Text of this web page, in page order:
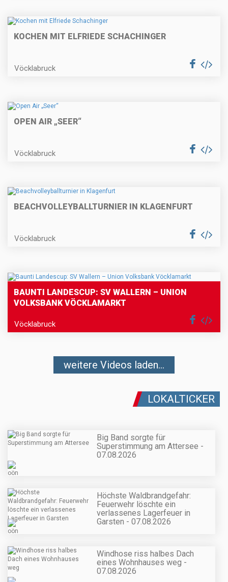
KOCHEN MIT ELFRIEDE SCHACHINGER
Vöcklabruck
OPEN AIR „SEER“
Vöcklabruck
BEACHVOLLEYBALLTURNIER IN KLAGENFURT
Vöcklabruck
BAUNTI LANDESCUP: SV WALLERN – UNION
VOLKSBANK VÖCKLAMARKT
Vöcklabruck
weitere Videos laden...
LOKALTICKER
Big Band sorgte für
Superstimmung am Attersee -
07.08.2026
Höchste Waldbrandgefahr:
Feuerwehr löschte ein
verlassenes Lagerfeuer in
Garsten - 07.08.2026
Windhose riss halbes Dach
eines Wohnhauses weg -
07.08.2026